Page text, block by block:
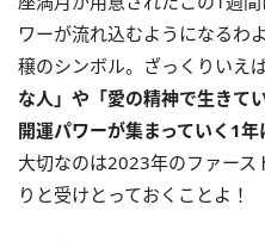
ワーが流れ込むようになる
穣のシンボル。ざっくりいえば
な人」や「愛の精神で生きて
開運パワーが集まっていく 1年
大切なのは2023年のファー
りと受けとっておくことよ！